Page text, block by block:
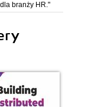
branży HR."